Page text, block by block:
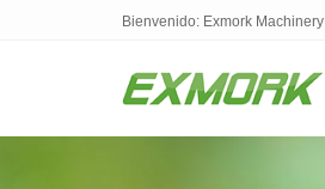
Bienvenido: Exmork Machinery